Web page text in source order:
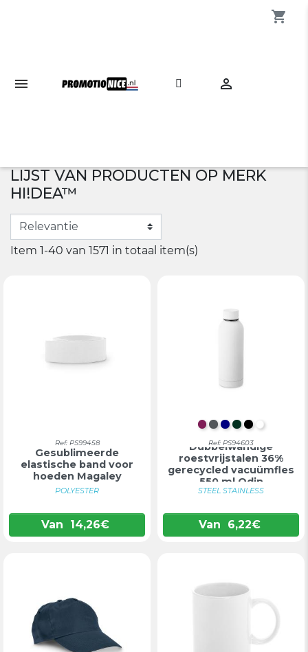

shopping_cart
LIJST VAN PRODUCTEN OP MERK
HI!DEA™
Item 1-40 van 1571 in totaal item(s)
Ref: PS99458
Gesublimeerde
elastische band voor
hoeden Magaley
POLYESTER
Van 14,26€
BORDEAUX
DONKERGRIJS
ZWART
WIT
Ref: PS94603
Dubbelwandige
roestvrijstalen 36%
gerecycled vacuümfles
550 ml Odin
STEEL STAINLESS
Van 6,22€